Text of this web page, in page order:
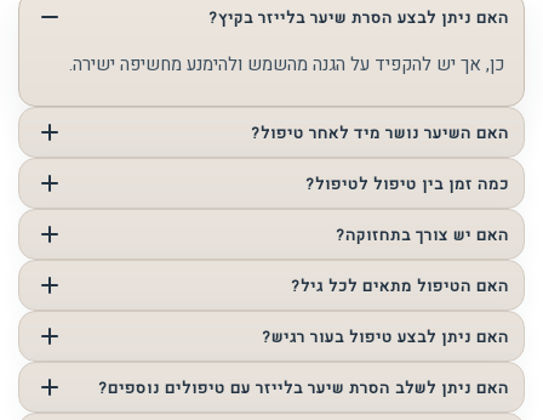
האם ניתן לבצע הסרת שיער בלייזר בקיץ?
כן, אך יש להקפיד על הגנה מהשמש ולהימנע מחשיפה ישירה.
האם השיער נושר מיד לאחר טיפול?
לא, הנשירה מתרחשת בהדרגה במהלך הימים שלאחר הטיפול.
כמה זמן בין טיפול לטיפול?
המרווח משתנה בהתאם לאזור, בדרך כלל מספר שבועות.
האם יש צורך בתחזוקה?
כן, לעיתים נדרשים טיפולים משלימים לשמירה על התוצאה.
האם הטיפול מתאים לכל גיל?
כן, לאחר התאמה מקצועית.
האם ניתן לבצע טיפול בעור רגיש?
כן, אך יש לבצע התאמה אישית.
האם ניתן לשלב הסרת שיער בלייזר עם טיפולים נוספים?